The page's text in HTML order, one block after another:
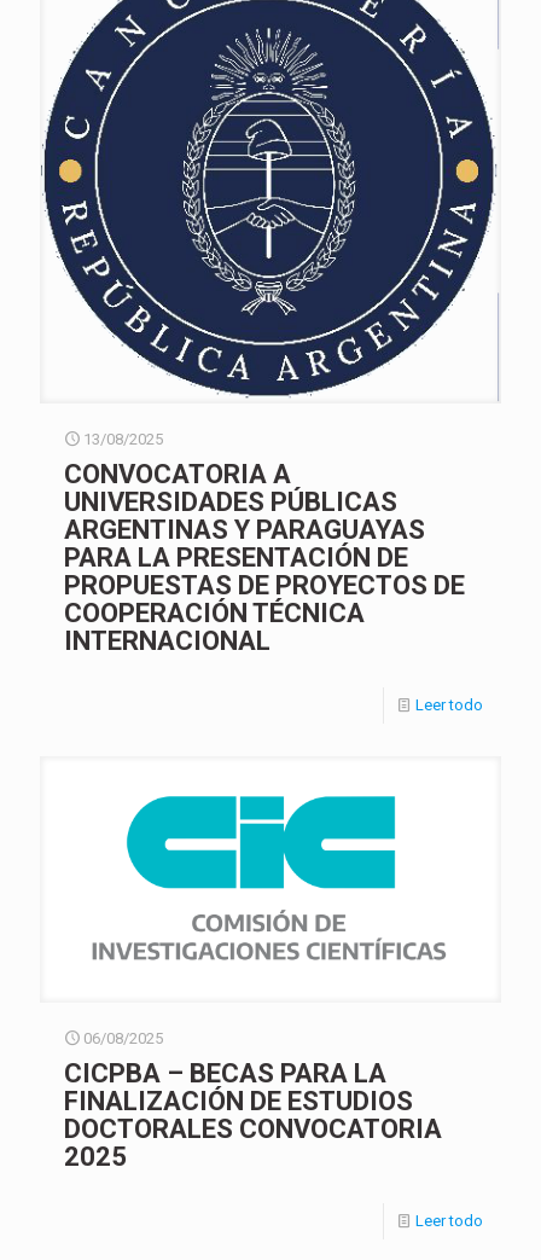
13/08/2025
CONVOCATORIA A
UNIVERSIDADES PÚBLICAS
ARGENTINAS Y PARAGUAYAS
PARA LA PRESENTACIÓN DE
PROPUESTAS DE PROYECTOS DE
COOPERACIÓN TÉCNICA
INTERNACIONAL
Leer todo
06/08/2025
CICPBA – BECAS PARA LA
FINALIZACIÓN DE ESTUDIOS
DOCTORALES CONVOCATORIA
2025
Leer todo